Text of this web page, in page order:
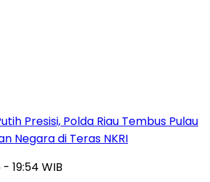
Presisi, Polda Riau Tembus Pulau
Negara di Teras NKRI
19:54 WIB